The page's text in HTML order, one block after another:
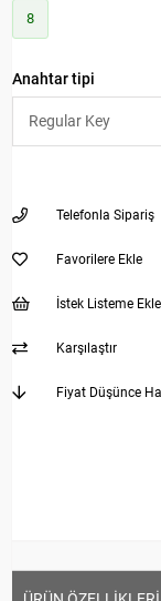
8
Anahtar tipi
Telefonla Sipariş
Favorilere Ekle
İstek Listeme Ekle
Karşılaştır
Fiyat Düşünce